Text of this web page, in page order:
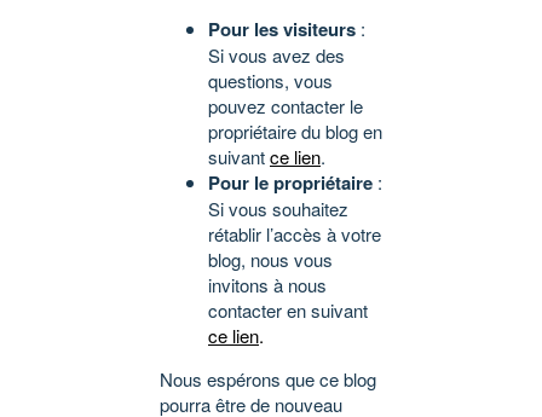
Pour les visiteurs :
Si vous avez des
questions, vous
pouvez contacter le
propriétaire du blog en
suivantce lien.
Pour le propriétaire :
Si vous souhaitez
rétablir l’accès à votre
blog, nous vous
invitons à nous
contacter en suivant
ce lien.
Nous espérons que ce blog
pourra être de nouveau